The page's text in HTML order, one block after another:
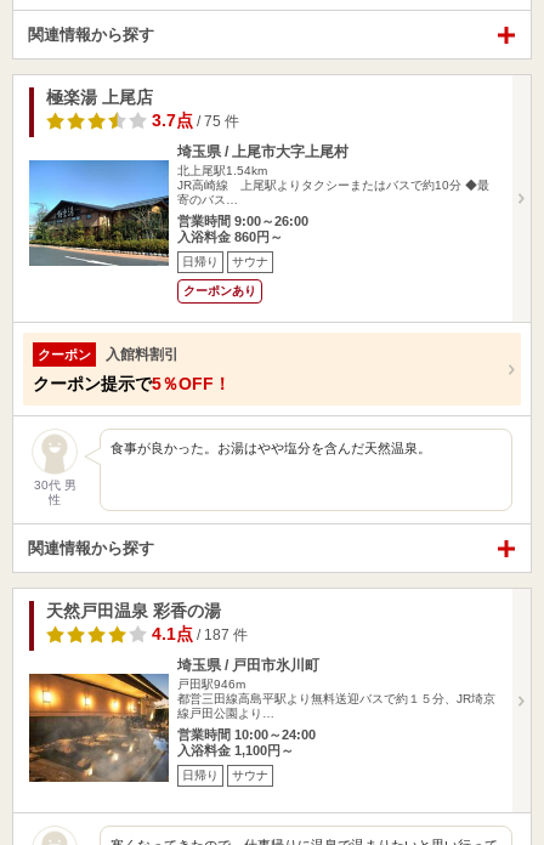
関連情報から探す
極楽湯 上尾店
3.7点 / 75 件
埼玉県 / 上尾市大字上尾村
北上尾駅1.54km
JR高崎線 上尾駅よりタクシーまたはバスで約10分 ◆最
寄のバス…
営業時間 9:00～26:00
入浴料金 860円～
日帰り サウナ
クーポンあり
クーポン 入館料割引
クーポン提示で5％OFF！
30代 男
性
食事が良かった。お湯はやや塩分を含んだ天然温泉。
関連情報から探す
天然戸田温泉 彩香の湯
4.1点 / 187 件
埼玉県 / 戸田市氷川町
戸田駅946m
都営三田線高島平駅より無料送迎バスで約１５分、JR埼京
線戸田公園より…
営業時間 10:00～24:00
入浴料金 1,100円～
日帰り サウナ